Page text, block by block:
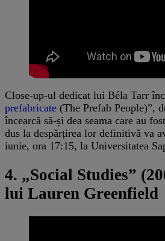
Close-up-ul dedicat lui Béla Tarr
prefabricate (The Prefab People)”,
încearcă să-și dea seama care au
dus la despărțirea lor definitivă va
iunie, ora 17:15, la Universitatea
4. „Social Studies”
lui Lauren Greenfield